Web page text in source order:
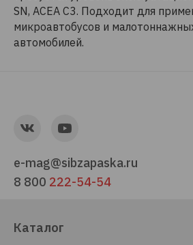
SN, ACEA C3. Подходит для
микроавтобусов и
автомобилей.
e-mag@sibzapaska.ru
8 800 222-54-54
Каталог